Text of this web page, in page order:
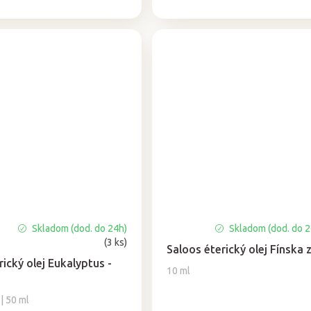
olej Eukalyptus -
50 ml
Skladom (dod. do 24h)
(3 ks)
Saloos éterický olej Fínska
10 ml
Skladom (dod. do